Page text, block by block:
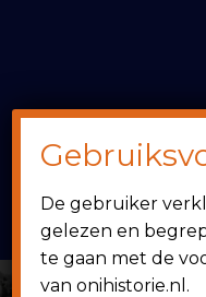
inhoud
sidebar
Rechts
De gebruiker
gelezen en
te gaan met de
van onihistorie.nl.